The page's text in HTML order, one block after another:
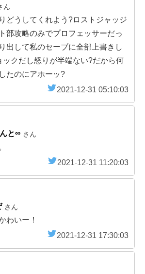
ん
どうしてくれよう?ロストジャッジ
部攻略のみでプロフェッサーだっ
出して私のセーブに全部上書きし
ックだし怒りが半端ない?だから何
たのにアホーッ?
2021-12-31 05:10:03
と∞ さん
2021-12-31 11:20:03
さん
わいー！
2021-12-31 17:30:03